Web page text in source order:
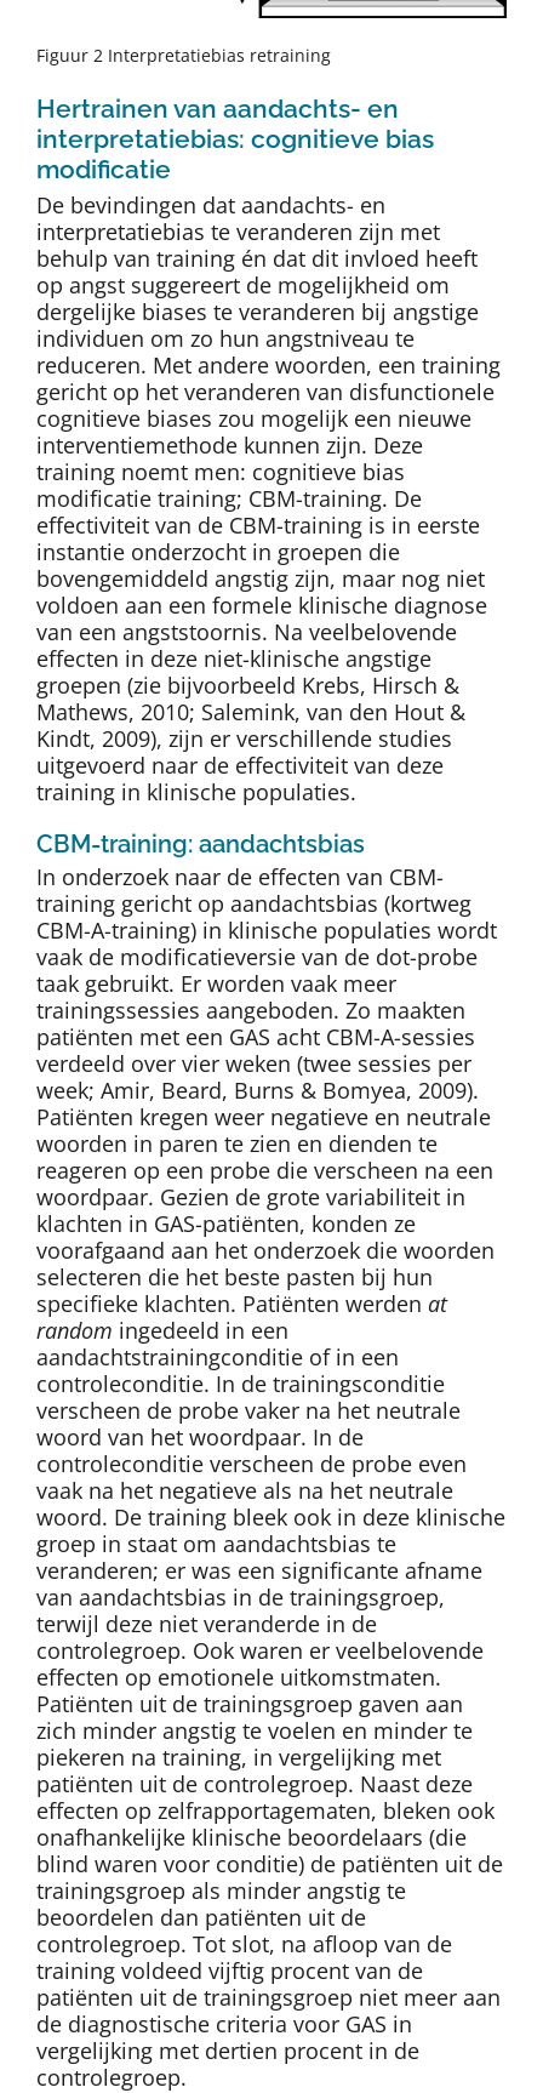
Figuur 2 Interpretatiebias retraining
Hertrainen van aandachts- en
interpretatiebias: cognitieve bias
modificatie
De bevindingen dat aandachts- en
interpretatiebias te veranderen zijn met
behulp van training én dat dit invloed heeft
op angst suggereert de mogelijkheid om
dergelijke biases te veranderen bij angstige
individuen om zo hun angstniveau te
reduceren. Met andere woorden, een training
gericht op het veranderen van disfunctionele
cognitieve biases zou mogelijk een nieuwe
interventiemethode kunnen zijn. Deze
training noemt men: cognitieve bias
modificatie training; CBM-training. De
effectiviteit van de CBM-training is in eerste
instantie onderzocht in groepen die
bovengemiddeld angstig zijn, maar nog niet
voldoen aan een formele klinische diagnose
van een angststoornis. Na veelbelovende
effecten in deze niet-klinische angstige
groepen (zie bijvoorbeeld Krebs, Hirsch &
Mathews, 2010; Salemink, van den Hout &
Kindt, 2009), zijn er verschillende studies
uitgevoerd naar de effectiviteit van deze
training in klinische populaties.
CBM-training: aandachtsbias
In onderzoek naar de effecten van CBM-
training gericht op aandachtsbias (kortweg
CBM-A-training) in klinische populaties wordt
vaak de modificatieversie van de dot-probe
taak gebruikt. Er worden vaak meer
trainingssessies aangeboden. Zo maakten
patiënten met een GAS acht CBM-A-sessies
verdeeld over vier weken (twee sessies per
week; Amir, Beard, Burns & Bomyea, 2009).
Patiënten kregen weer negatieve en neutrale
woorden in paren te zien en dienden te
reageren op een probe die verscheen na een
woordpaar. Gezien de grote variabiliteit in
klachten in GAS-patiënten, konden ze
voorafgaand aan het onderzoek die woorden
selecteren die het beste pasten bij hun
specifieke klachten. Patiënten werden at
random ingedeeld in een
aandachtstrainingconditie of in een
controleconditie. In de trainingsconditie
verscheen de probe vaker na het neutrale
woord van het woordpaar. In de
controleconditie verscheen de probe even
vaak na het negatieve als na het neutrale
woord. De training bleek ook in deze klinische
groep in staat om aandachtsbias te
veranderen; er was een significante afname
van aandachtsbias in de trainingsgroep,
terwijl deze niet veranderde in de
controlegroep. Ook waren er veelbelovende
effecten op emotionele uitkomstmaten.
Patiënten uit de trainingsgroep gaven aan
zich minder angstig te voelen en minder te
piekeren na training, in vergelijking met
patiënten uit de controlegroep. Naast deze
effecten op zelfrapportagematen, bleken ook
onafhankelijke klinische beoordelaars (die
blind waren voor conditie) de patiënten uit de
trainingsgroep als minder angstig te
beoordelen dan patiënten uit de
controlegroep. Tot slot, na afloop van de
training voldeed vijftig procent van de
patiënten uit de trainingsgroep niet meer aan
de diagnostische criteria voor GAS in
vergelijking met dertien procent in de
controlegroep.